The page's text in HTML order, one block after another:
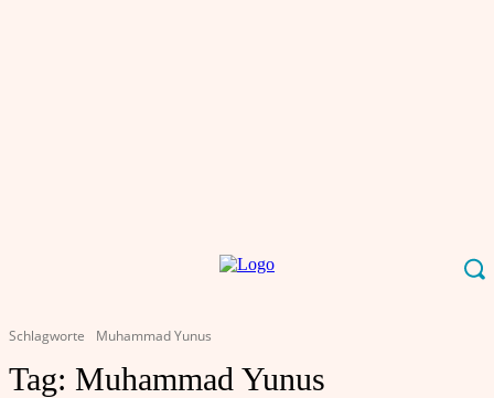
Schlagworte Muhammad Yunus
Tag: Muhammad Yunus